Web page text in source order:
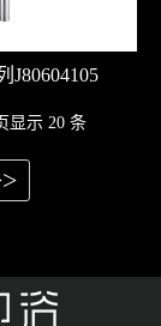
J80604105
显示 20 条